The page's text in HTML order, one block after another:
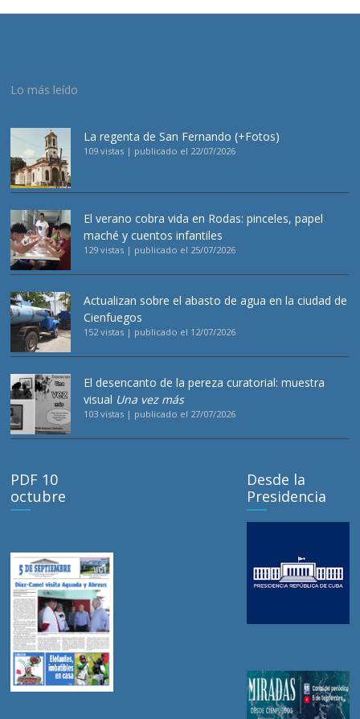
Lo más leído
La regenta de San Fernando (+Fotos)
109 vistas | publicado el 22/07/2026
El verano cobra vida en Rodas: pinceles, papel
maché y cuentos infantiles
129 vistas | publicado el 25/07/2026
Actualizan sobre el abasto de agua en la ciudad de
Cienfuegos
152 vistas | publicado el 12/07/2026
El desencanto de la pereza curatorial: muestra
visual Una vez más
103 vistas | publicado el 27/07/2026
PDF 10
octubre
Desde la
Presidencia